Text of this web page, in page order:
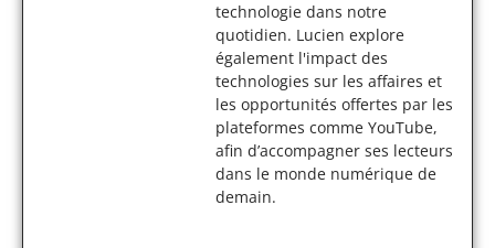
technologie dans notre
quotidien. Lucien explore
également l'impact des
technologies sur les affaires et
les opportunités offertes par les
plateformes comme YouTube,
afin d’accompagner ses lecteurs
dans le monde numérique de
demain.